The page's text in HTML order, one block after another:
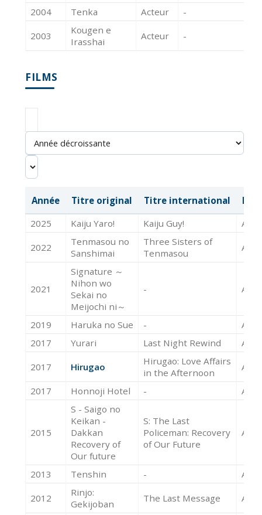
2004 Tenka Acteur -
2003
Kougen e
Irasshai
Acteur -
FILMS
Année Titre original Titre international
2025
Kaiju Yaro! Kaiju Guy!
2022
Tenmasou no
Sanshimai
Three Sisters of
Tenmasou
2021
Signature ～
Nihon wo
Sekai no
Meijochi ni～
-
2019 Haruka no Sue -
2017
Yurari Last Night Rewind
2017 Hirugao
Hirugao: Love Affairs
in the Afternoon
2017 Honnoji Hotel -
2015
S - Saigo no
Keikan -
Dakkan
Recovery of
Our future
S: The Last
Policeman: Recovery
of Our Future
2013 Tenshin -
2012
Rinjo:
Gekijoban
The Last Message